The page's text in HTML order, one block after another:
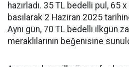
hazırladı. 35 TL bedelli pul, 65
basılarak 2 Haziran 2025
Aynı gün, 70 TL bedelli ilkgün
meraklılarının beğenisine